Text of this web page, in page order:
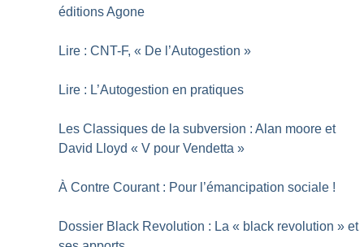
éditions Agone
Lire : CNT-F, « De l’Autogestion »
Lire : L’Autogestion en pratiques
Les Classiques de la subversion : Alan moore et
David Lloyd « V pour Vendetta »
À Contre Courant : Pour l’émancipation sociale !
Dossier Black Revolution : La « black revolution » et